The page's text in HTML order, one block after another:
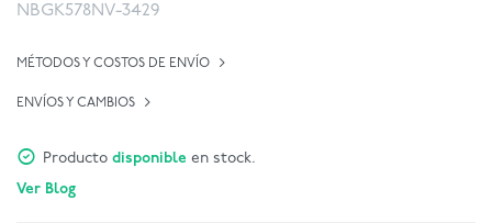
NBGK578NV-3429
MÉTODOS Y COSTOS DE ENVÍO
ENVÍOS Y CAMBIOS
Producto disponible en stock.
Ver Blog